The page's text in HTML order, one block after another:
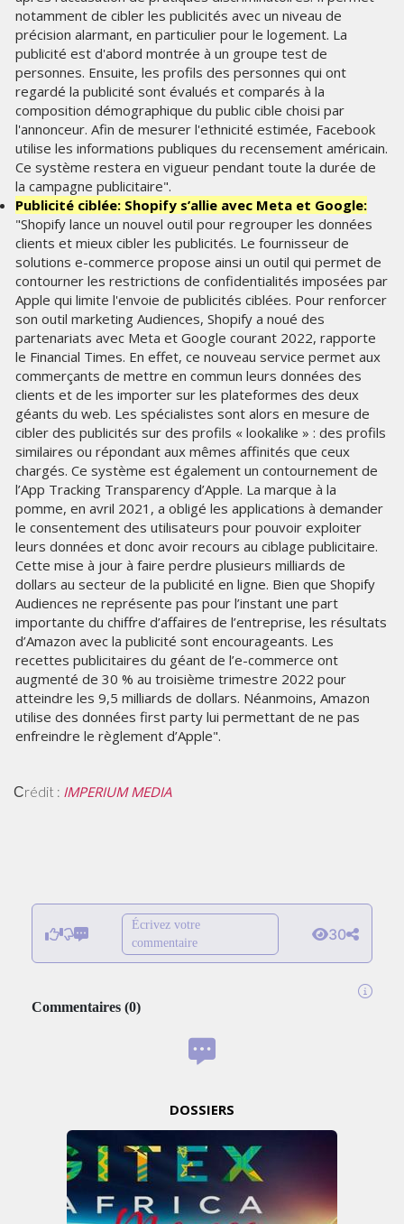
notamment de cibler les publicités avec un niveau de
précision alarmant, en particulier pour le logement. La
publicité est d'abord montrée à un groupe test de
personnes. Ensuite, les profils des personnes qui ont
regardé la publicité sont évalués et comparés à la
composition démographique du public cible choisi par
l'annonceur. Afin de mesurer l'ethnicité estimée, Facebook
utilise les informations publiques du recensement américain.
Ce système restera en vigueur pendant toute la durée de
la campagne publicitaire".
Publicité ciblée: Shopify s’allie avec Meta et Google:
"Shopify lance un nouvel outil pour regrouper les données
clients et mieux cibler les publicités. Le fournisseur de
solutions e-commerce propose ainsi un outil qui permet de
contourner les restrictions de confidentialités imposées par
Apple qui limite l'envoie de publicités ciblées. Pour renforcer
son outil marketing Audiences, Shopify a noué des
partenariats avec Meta et Google courant 2022, rapporte
le Financial Times. En effet, ce nouveau service permet aux
commerçants de mettre en commun leurs données des
clients et de les importer sur les plateformes des deux
géants du web. Les spécialistes sont alors en mesure de
cibler des publicités sur des profils « lookalike » : des profils
similaires ou répondant aux mêmes affinités que ceux
chargés. Ce système est également un contournement de
l’App Tracking Transparency d’Apple. La marque à la
pomme, en avril 2021, a obligé les applications à demander
le consentement des utilisateurs pour pouvoir exploiter
leurs données et donc avoir recours au ciblage publicitaire.
Cette mise à jour à faire perdre plusieurs milliards de
dollars au secteur de la publicité en ligne. Bien que Shopify
Audiences ne représente pas pour l’instant une part
importante du chiffre d’affaires de l’entreprise, les résultats
d’Amazon avec la publicité sont encourageants. Les
recettes publicitaires du géant de l’e-commerce ont
augmenté de 30 % au troisième trimestre 2022 pour
atteindre les 9,5 milliards de dollars. Néanmoins, Amazon
utilise des données first party lui permettant de ne pas
enfreindre le règlement d’Apple".
Crédit : IMPERIUM MEDIA
Écrivez votre
commentaire
30
Commentaires (0)
DOSSIERS